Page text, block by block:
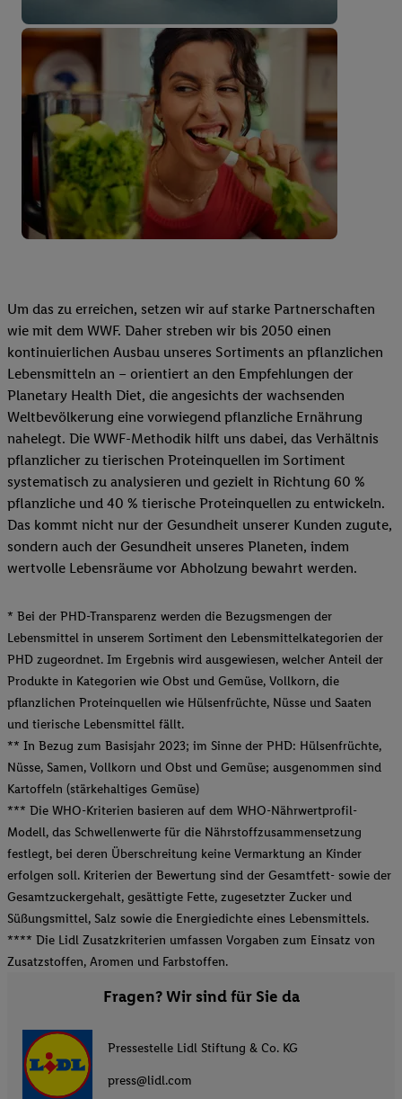
Um das zu erreichen, setzen wir auf starke Partnerschaften
wie mit dem WWF. Daher streben wir bis 2050 einen
kontinuierlichen Ausbau unseres Sortiments an pflanzlichen
Lebensmitteln an – orientiert an den Empfehlungen der
Planetary Health Diet, die angesichts der wachsenden
Weltbevölkerung eine vorwiegend pflanzliche Ernährung
nahelegt. Die WWF-Methodik hilft uns dabei, das Verhältnis
pflanzlicher zu tierischen Proteinquellen im Sortiment
systematisch zu analysieren und gezielt in Richtung 60 %
pflanzliche und 40 % tierische Proteinquellen zu entwickeln.
Das kommt nicht nur der Gesundheit unserer Kunden zugute,
sondern auch der Gesundheit unseres Planeten, indem
wertvolle Lebensräume vor Abholzung bewahrt werden.
* Bei der PHD-Transparenz werden die Bezugsmengen der
Lebensmittel in unserem Sortiment den Lebensmittelkategorien der
PHD zugeordnet. Im Ergebnis wird ausgewiesen, welcher Anteil der
Produkte in Kategorien wie Obst und Gemüse, Vollkorn, die
pflanzlichen Proteinquellen wie Hülsenfrüchte, Nüsse und Saaten
und tierische Lebensmittel fällt.
** In Bezug zum Basisjahr 2023; im Sinne der PHD: Hülsenfrüchte,
Nüsse, Samen, Vollkorn und Obst und Gemüse; ausgenommen sind
Kartoffeln (stärkehaltiges Gemüse)
*** Die WHO-Kriterien basieren auf dem WHO-Nährwertprofil-
Modell, das Schwellenwerte für die Nährstoffzusammensetzung
festlegt, bei deren Überschreitung keine Vermarktung an Kinder
erfolgen soll. Kriterien der Bewertung sind der Gesamtfett- sowie der
Gesamtzuckergehalt, gesättigte Fette, zugesetzter Zucker und
Süßungsmittel, Salz sowie die Energiedichte eines Lebensmittels.
**** Die Lidl Zusatzkriterien umfassen Vorgaben zum Einsatz von
Zusatzstoffen, Aromen und Farbstoffen.
Fragen? Wir sind für Sie da
Pressestelle Lidl Stiftung & Co. KG
press@lidl.com